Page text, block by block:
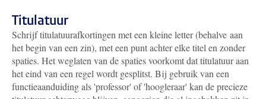
Titulatuur
Schrijf titulatuurafkortingen met een kleine letter (behalve aan
het begin van een zin), met een punt achter elke titel en zonder
spaties. Het weglaten van de spaties voorkomt dat titulatuur aan
het eind van een regel wordt gesplitst. Bij gebruik van een
functieaanduiding als 'professor' of 'hoogleraar' kan de precieze